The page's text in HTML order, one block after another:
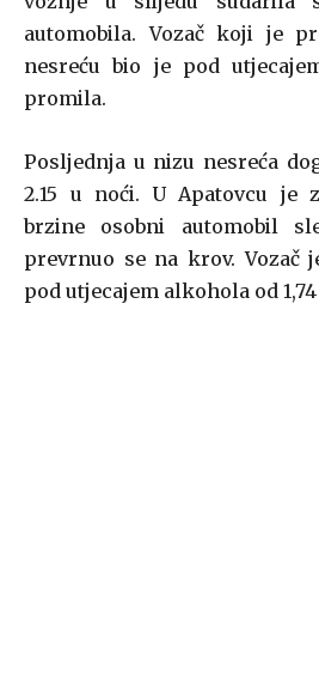
automobila. Vozač koji je
nesreću bio je pod
promila.
Posljednja u nizu nesreća
2.15 u noći. U Apatovcu je
brzine osobni automobil
prevrnuo se na krov. Vozač
pod utjecajem alkohola od